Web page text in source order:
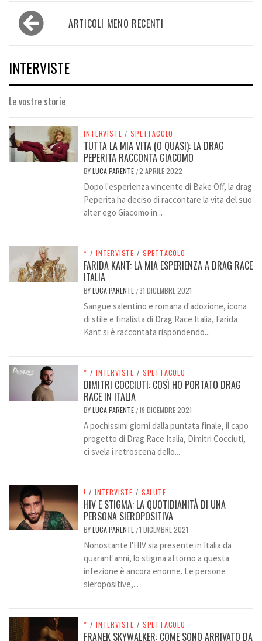
Navigazione
articoli ARTICOLI MENO RECENTI
INTERVISTE
Le vostre storie
INTERVISTE / SPETTACOLO
TUTTA LA MIA VITA (O QUASI): LA DRAG
PEPERITA RACCONTA GIACOMO
BYLUCA PARENTE /2 APRILE 2022
Dopo l'esperienza vincente di Bake Off, la drag
Peperita ha deciso di raccontare la vita del suo
alter ego Giacomo in...
* / INTERVISTE / SPETTACOLO
FARIDA KANT: LA MIA ESPERIENZA A DRAG RACE
ITALIA
BYLUCA PARENTE /31 DICEMBRE 2021
Sangue salentino e romana d'adozione, icona
di stile e finalista di Drag Race Italia, Farida
Kant si è raccontata rispondendo...
* / INTERVISTE / SPETTACOLO
DIMITRI COCCIUTI: COSÌ HO PORTATO DRAG
RACE IN ITALIA
BYLUCA PARENTE /19 DICEMBRE 2021
A pochissimi giorni dalla puntata finale, il capo
progetto di Drag Race Italia, Dimitri Cocciuti,
ci svela i retroscena dello...
! / INTERVISTE / SALUTE
HIV E STIGMA: LA QUOTIDIANITÀ DI UNA
PERSONA SIEROPOSITIVA
BYLUCA PARENTE /1 DICEMBRE 2021
Nonostante l'HIV sia presente in Italia da
quarant'anni, lo stigma attorno a questa
infezione è ancora enorme. Le persone
sieropositive,...
* / INTERVISTE / SPETTACOLO
FRANEK SKYWALKER: COME SONO ARRIVATO DA